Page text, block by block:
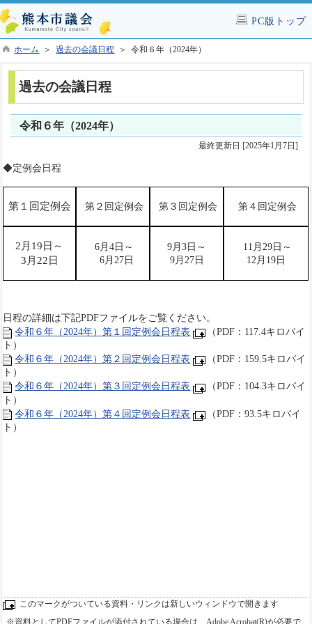
PC版トップ
ホーム ＞過去の会議日程 ＞ 令和６年（2024年）
過去の会議日程
令和６年（2024年）
最終更新日 [2025年1月7日]
◆定例会日程
第１回定例会 第２回定例会 第３回定例会 第４回定例会
2月19日 ～
3月22日
6月4日～
6月27日
9月3日～
9月27日
11月29日～
12月19日
日程の詳細は下記PDFファイルをご覧ください。
令和６年（2024年）第１回定例会日程表
（PDF：117.4キロバイ
ト）
令和６年（2024年）第２回定例会日程表
（PDF：159.5キロバイ
ト）
令和６年（2024年）第３回定例会日程表
（PDF：104.3キロバイ
ト）
令和６年（2024年）第４回定例会日程表
（PDF：93.5キロバイ
ト）
このマークがついている資料・リンクは新しいウィンドウで開きます
※資料としてPDFファイルが添付されている場合は、Adobe Acrobat(R)が必要で